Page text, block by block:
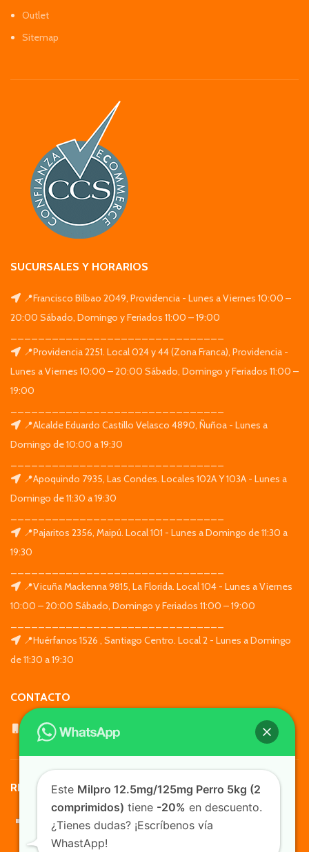
Outlet
Sitemap
SUCURSALES Y HORARIOS
📍Francisco Bilbao 2049, Providencia - Lunes a Viernes 10:00 –
20:00 Sábado, Domingo y Feriados 11:00 – 19:00
📍Providencia 2251. Local 024 y 44 (Zona Franca), Providencia -
Lunes a Viernes 10:00 – 20:00 Sábado, Domingo y Feriados 11:00 –
19:00
📍Alcalde Eduardo Castillo Velasco 4890, Ñuñoa - Lunes a
Domingo de 10:00 a 19:30
📍Apoquindo 7935, Las Condes. Locales 102A Y 103A - Lunes a
Domingo de 11:30 a 19:30
📍Pajaritos 2356, Maipú. Local 101 - Lunes a Domingo de 11:30 a
19:30
📍Vicuña Mackenna 9815, La Florida. Local 104 - Lunes a Viernes
10:00 – 20:00 Sábado, Domingo y Feriados 11:00 – 19:00
📍Huérfanos 1526 , Santiago Centro. Local 2 - Lunes a Domingo
de 11:30 a 19:30
CONTACTO
WhatsApp: +569 7564 4676
REDES SOCIALES
Este Milpro 12.5mg/125mg Perro 5kg (2
comprimidos) tiene -20% en descuento.
¿Tienes dudas? ¡Escríbenos vía
WhastApp!